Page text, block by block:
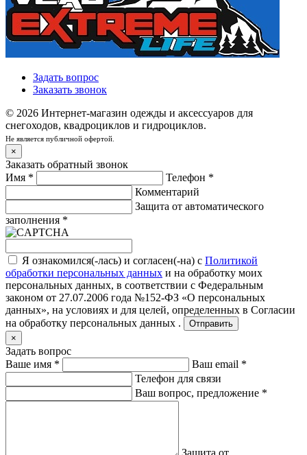
Задать вопрос
Заказать звонок
© 2026 Интернет-магазин одежды и аксессуаров для
снегоходов, квадроциклов и гидроциклов.
Не является публичной офертой.
×
Заказать обратный звонок
Имя * Телефон *
Комментарий
Защита от автоматического
заполнения *
Я ознакомился(-лась) и согласен(-на) с Политикой
обработки персональных данных и на обработку моих
персональных данных, в соответствии с Федеральным
законом от 27.07.2006 года №152-ФЗ «О персональных
данных», на условиях и для целей, определенных в Согласии
на обработку персональных данных .
Отправить
×
Задать вопрос
Ваше имя * Ваш email *
Телефон для связи
Ваш вопрос, предложение *
Защита от